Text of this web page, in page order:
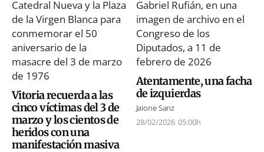
Vitoria recuerda a las
cinco víctimas del 3 de
marzo y los cientos de
heridos con una
manifestación masiva
Atentamente, una facha
de izquierdas
Jaione Sanz
28/02/2026 05:00h